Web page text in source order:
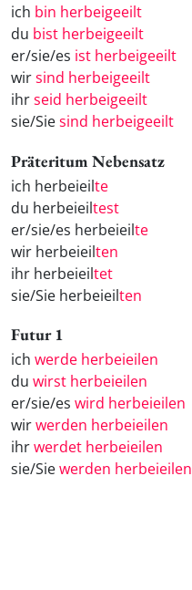
ich bin herbeigeeilt
du bist herbeigeeilt
er/sie/es ist herbeigeeilt
wirsind herbeigeeilt
ihrseid herbeigeeilt
sie/Siesind herbeigeeilt
Präteritum Nebensatz
ich herbeieilte
du herbeieiltest
er/sie/es herbeieilte
wir herbeieilten
ihr herbeieiltet
sie/Sie herbeieilten
Futur 1
ich werde herbeieilen
du wirst herbeieilen
er/sie/es wird herbeieilen
wirwerden herbeieilen
ihrwerdet herbeieilen
sie/Siewerden herbeieilen